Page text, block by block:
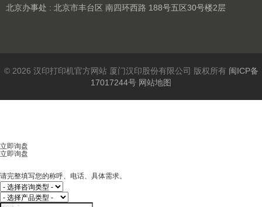
北京办事处 : 北京市丰台区 南四环西路 188号五区30号楼2层
© 2026 汉印打印机官方网站 厦门汉印股份有限公司 版权所有 闽ICP备
17017244号 网站地图
立即询盘
立即询盘
请完整填写您的称呼、电话、具体需求。